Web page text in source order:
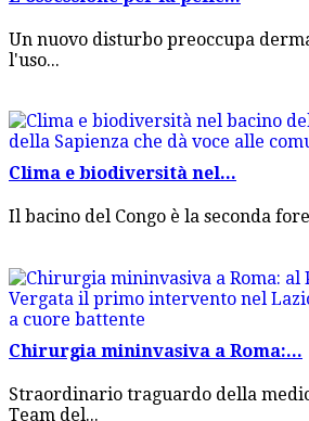
Un nuovo disturbo preoccupa
l'uso...
Clima e biodiversità nel...
Il bacino del Congo è la seconda
Chirurgia mininvasiva a Roma:...
Straordinario traguardo della
Team del...